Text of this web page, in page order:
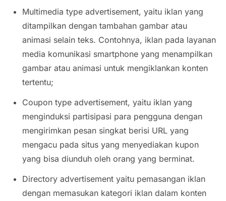
Multimedia type advertisement, yaitu iklan yang
ditampilkan dengan tambahan gambar atau
animasi selain teks. Contohnya, iklan pada layanan
media komunikasi smartphone yang menampilkan
gambar atau animasi untuk mengiklankan konten
tertentu;
Coupon type advertisement, yaitu iklan yang
menginduksi partisipasi para pengguna dengan
mengirimkan pesan singkat berisi URL yang
mengacu pada situs yang menyediakan kupon
yang bisa diunduh oleh orang yang berminat.
Directory advertisement yaitu pemasangan iklan
dengan memasukan kategori iklan dalam konten